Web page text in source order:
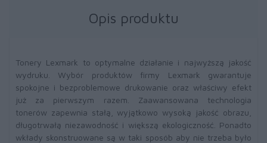
Opis produktu
Tonery Lexmark to optymalne działanie i najwyższą jakość
wydruku. Wybór produktów firmy Lexmark gwarantuje
spokojne i bezproblemowe drukowanie oraz właściwy efekt
już za pierwszym razem. Zaawansowana technologia
tonerów zapewnia stałą, wyjątkowo wysoką jakość obrazu,
długotrwałą niezawodność i większą ekologiczność. Ponadto
wkłady skonstruowane są w taki sposób aby nie trzeba było